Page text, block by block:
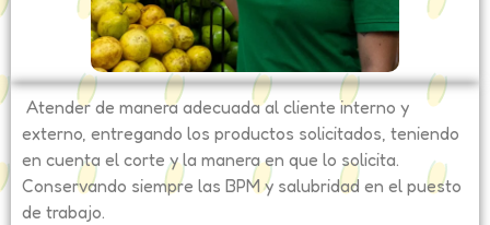
Atender de manera adecuada al cliente interno y
externo, entregando los productos solicitados, teniendo
en cuenta el corte y la manera en que lo solicita.
Conservando siempre las BPM y salubridad en el puesto
de trabajo.